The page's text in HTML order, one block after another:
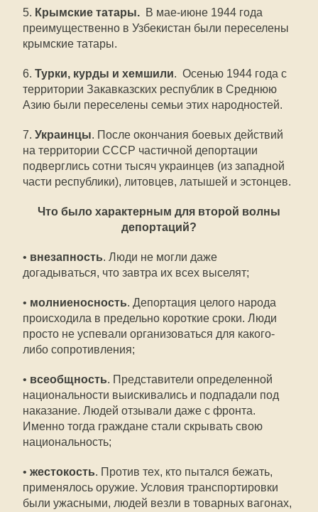
5. Крымские татары. В мае-июне 1944 года
преимущественно в Узбекистан были переселены
крымские татары.
6. Турки, курды и хемшили. Осенью 1944 года с
территории Закавказских республик в Среднюю
Азию были переселены семьи этих народностей.
7. Украинцы. После окончания боевых действий
на территории СССР частичной депортации
подверглись сотни тысяч украинцев (из западной
части республики), литовцев, латышей и эстонцев.
Что было характерным для второй волны
депортаций?
• внезапность. Люди не могли даже
догадываться, что завтра их всех выселят;
• молниеносность. Депортация целого народа
происходила в предельно короткие сроки. Люди
просто не успевали организоваться для какого-
либо сопротивления;
• всеобщность. Представители определенной
национальности выискивались и подпадали под
наказание. Людей отзывали даже с фронта.
Именно тогда граждане стали скрывать свою
национальность;
• жестокость. Против тех, кто пытался бежать,
применялось оружие. Условия транспортировки
были ужасными, людей везли в товарных вагонах,